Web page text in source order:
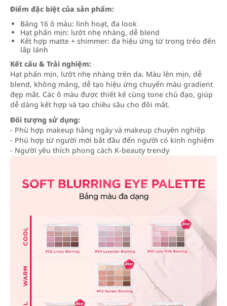
Điểm đặc biệt của sản phẩm:
Bảng 16 ô màu: linh hoạt, đa look
Hạt phấn mịn: lướt nhẹ nhàng, dễ blend
Kết hợp matte + shimmer: đa hiệu ứng từ trong trẻo đến
lấp lánh
Kết cấu & Trải nghiệm:
Hạt phấn mịn, lướt nhẹ nhàng trên da. Màu lên mịn, dễ
blend, không mảng, dễ tạo hiệu ứng chuyển màu gradient
đẹp mắt. Các ô màu được thiết kế cùng tone chủ đạo, giúp
dễ dàng kết hợp và tạo chiều sâu cho đôi mắt.
Đối tượng sử dụng:
- Phù hợp makeup hằng ngày và makeup chuyên nghiệp
- Phù hợp từ người mới bắt đầu đến người có kinh nghiệm
- Người yêu thích phong cách K-beauty trendy